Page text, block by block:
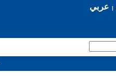
عربي|